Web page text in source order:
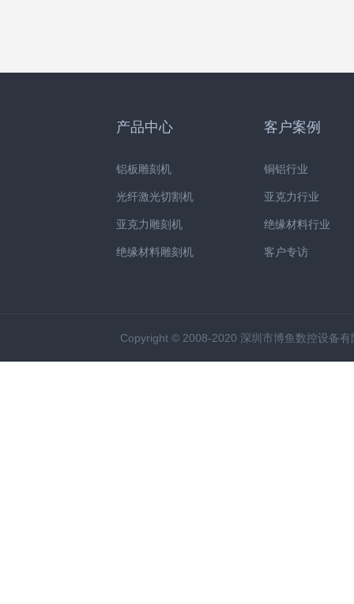
产品中心
铝板雕刻机
光纤激光切割机
亚克力雕刻机
绝缘材料雕刻机
客户案例
铜铝行业
亚克力行业
绝缘材料行业
客户专访
Copyright © 2008-2020 深圳市博鱼数控设备有